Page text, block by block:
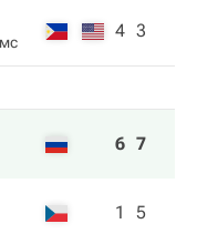
4 3
6 7
1 5